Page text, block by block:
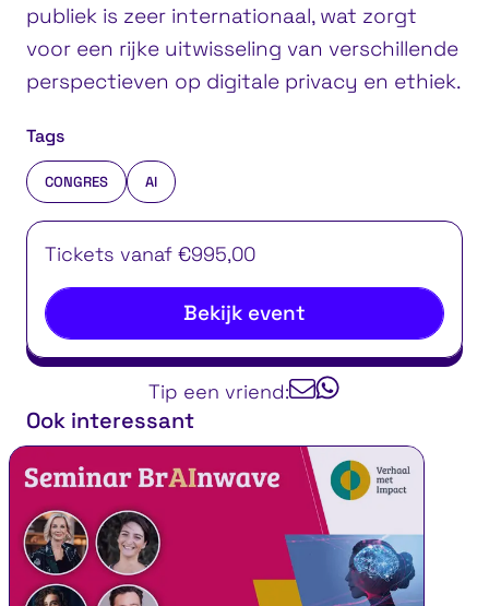
publiek is zeer internationaal, wat zorgt
voor een rijke uitwisseling van verschillende
perspectieven op digitale privacy en ethiek.
Tags
CONGRES AI
Tickets vanaf €995,00
Bekijk event
Tip een vriend:
Ook interessant